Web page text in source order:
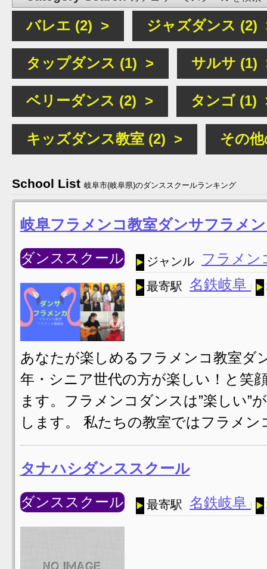
バレエ (2) > ジャズダンス (2)
タップダンス (1) > サルサ (1)
ベリーダンス (2) > タンゴ (1)
キッズダンス教室 (2) > その
School List 岐阜市(岐阜県)のダンススクールランキング
岐阜フラメンコ教室ダンサフラメ
ダンススクール ジャンル フラメン
最寄駅 名鉄岐阜
あなたが楽しめるフラメンコ教室ダ
年・シニア世代の方が楽しい！と笑
ます。フラメンコダンスは”楽しい”
します。 私たちの教室ではフラメ
タナハシダンススクール
ダンススクール 最寄駅 名鉄岐阜